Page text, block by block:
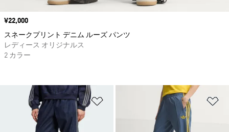
ほしいものリストに追加
価格
¥22,000
スネークプリント デニム ルーズ パンツ
レディース オリジナルス
2 カラー